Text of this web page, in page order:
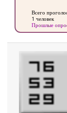
Всего
1 человек
Прошлые